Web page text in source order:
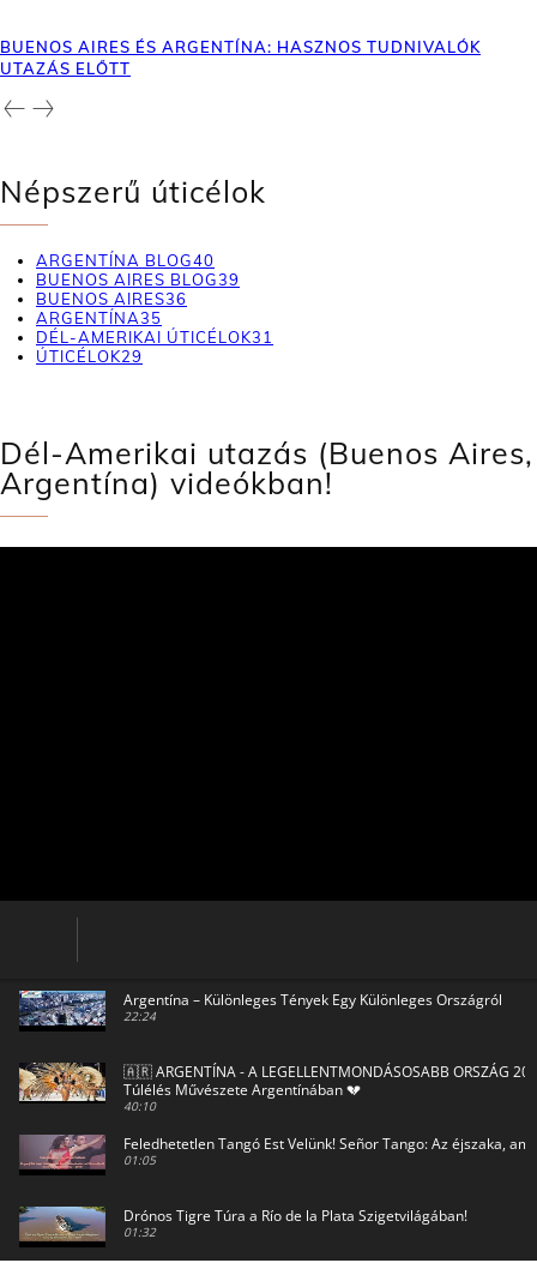
BUENOS AIRES ÉS ARGENTÍNA: HASZNOS TUDNIVALÓK
UTAZÁS ELŐTT
Népszerű úticélok
ARGENTÍNA BLOG40
BUENOS AIRES BLOG39
BUENOS AIRES36
ARGENTÍNA35
DÉL-AMERIKAI ÚTICÉLOK31
ÚTICÉLOK29
Dél-Amerikai utazás (Buenos Aires,
Argentína) videókban!
Argentína – Különleges Tények Egy Különleges Országról
22:24
🇦🇷 ARGENTÍNA - A LEGELLENTMONDÁSOSABB ORSZÁG
Túlélés Művészete Argentínában 💔
40:10
Feledhetetlen Tangó Est Velünk! Señor Tango: Az éjszaka,
01:05
Drónos Tigre Túra a Río de la Plata Szigetvilágában!
01:32